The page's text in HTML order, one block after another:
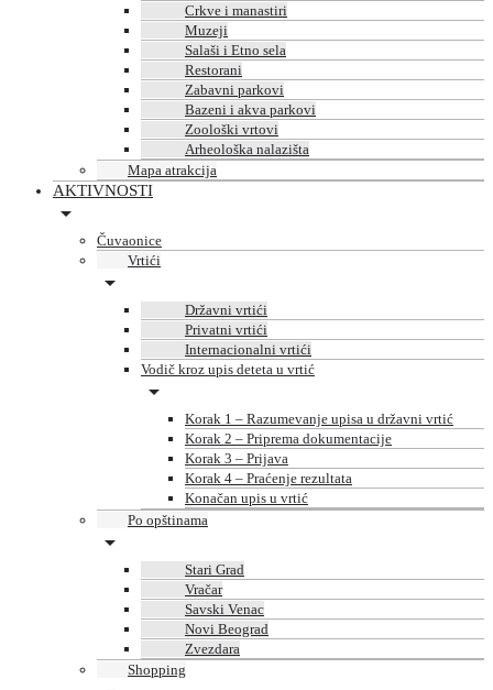
Crkve i manastiri
Muzeji
Salaši i Etno sela
Restorani
Zabavni parkovi
Bazeni i akva parkovi
Zoološki vrtovi
Arheološka nalazišta
Mapa atrakcija
AKTIVNOSTI
Čuvaonice
Vrtići
Državni vrtići
Privatni vrtići
Internacionalni vrtići
Vodič kroz upis deteta u vrtić
Korak 1 – Razumevanje upisa u državni vrtić
Korak 2 – Priprema dokumentacije
Korak 3 – Prijava
Korak 4 – Praćenje rezultata
Konačan upis u vrtić
Po opštinama
Stari Grad
Vračar
Savski Venac
Novi Beograd
Zvezdara
Shopping